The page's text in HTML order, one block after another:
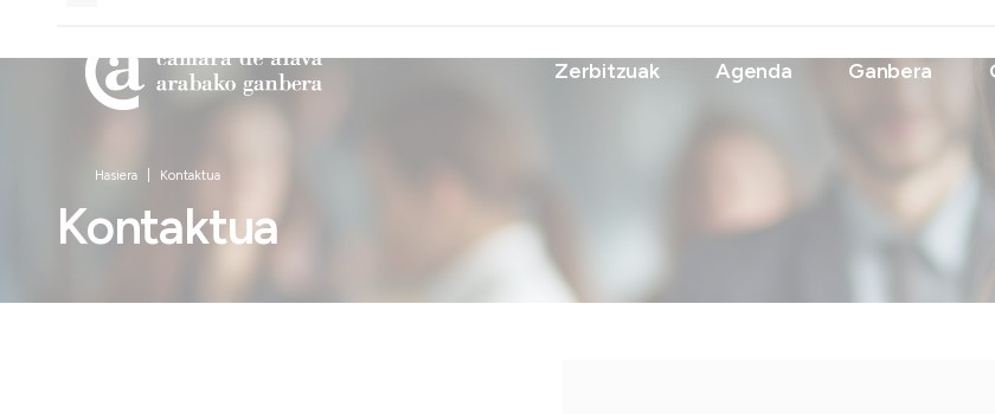
Zerbitzuak Agenda Ganbera
Hasiera Kontaktua
Kontaktua